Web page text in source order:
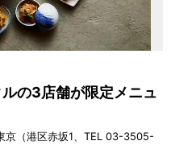
の3店舗が限定メニュ
京（港区赤坂1、TEL 03-3505-